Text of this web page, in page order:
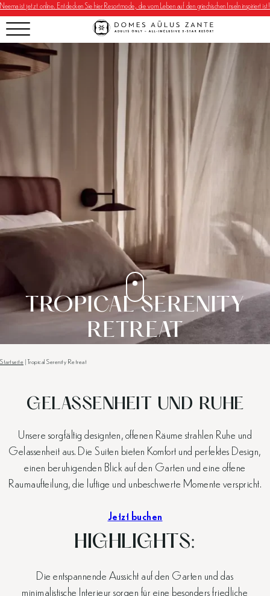
Neema ist jetzt online. Entdecken Sie hier Resortmode, die vom Leben auf den griechischen Inseln inspiriert ist!
TROPICAL SERENITY
RETREAT
Startseite |Tropical Serenity Retreat
GELASSENHEIT UND RUHE
Unsere sorgfältig designten, offenen Räume strahlen Ruhe und
Gelassenheit aus. Die Suiten bieten Komfort und perfektes Design,
einen beruhigenden Blick auf den Garten und eine offene
Raumaufteilung, die luftige und unbeschwerte Momente verspricht.
Jetzt buchen
HIGHLIGHTS:
Die entspannende Aussicht auf den Garten und das
minimalistische Interieur sorgen für eine besonders friedliche